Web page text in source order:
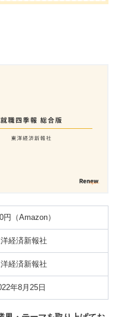
円（Amazon）
経済新報社
経済新報社
年8月25日